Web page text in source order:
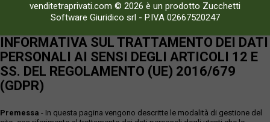
venditetraprivati.com © 2026 è un prodotto Zucchetti
Software Giuridico srl - P.IVA 02667520247
INFORMATIVA SUL TRATTAMENTO DEI DATI
PERSONALI AI SENSI DEGLI ARTICOLI 12 E
SS. DEL REGOLAMENTO (UE) 2016/679
(GDPR)
Premessa - In questa pagina vengono descritte le modalità di gestione del